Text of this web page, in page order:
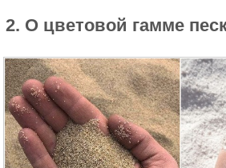
2. О цветовой гамме